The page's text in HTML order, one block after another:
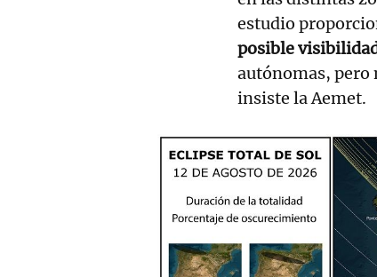
estudio
posible
autónomas, pero
insiste la Aemet.